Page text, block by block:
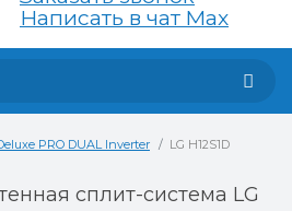
Написать в чат Max
PRO DUAL Inverter LG H12S1D
сплит-система LG